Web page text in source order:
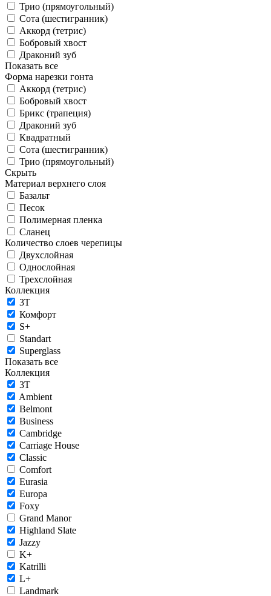
Трио (прямоугольный)
Сота (шестигранник)
Аккорд (тетрис)
Бобровый хвост
Драконий зуб
Показать все
Форма нарезки гонта
Аккорд (тетрис)
Бобровый хвост
Брикс (трапеция)
Драконий зуб
Квадратный
Сота (шестигранник)
Трио (прямоугольный)
Скрыть
Материал верхнего слоя
Базальт
Песок
Полимерная пленка
Сланец
Количество слоев черепицы
Двухслойная
Однослойная
Трехслойная
Коллекция
3T
Комфорт
S+
Standart
Superglass
Показать все
Коллекция
3T
Ambient
Belmont
Business
Cambridge
Carriage House
Classic
Comfort
Eurasia
Europa
Foxy
Grand Manor
Highland Slate
Jazzy
K+
Katrilli
L+
Landmark